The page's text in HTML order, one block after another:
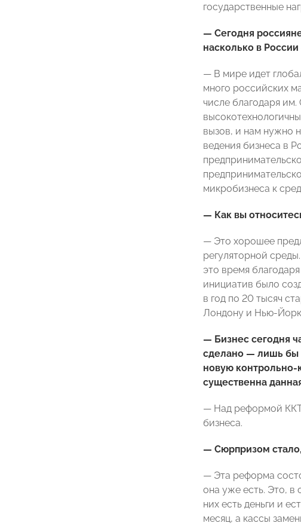
государственные
— Сегодня
насколько в
— В мире идет
много российских
числе благодаря
вызов, и нам нужно
ведения бизнеса в
микробизнеса к
— Как вы
— Это хорошее
регуляторной
это время
инициатив было
в год по 20 тысяч
Лондону и Нью-
— Бизнес сегодня
сделано — лишь бы
новую контрольно-
существенна
— Над реформой ККТ
бизнеса.
— Сюрпризом стало,
— Эта реформа
она уже есть. Это,
них есть деньги и
месяц, а кассы